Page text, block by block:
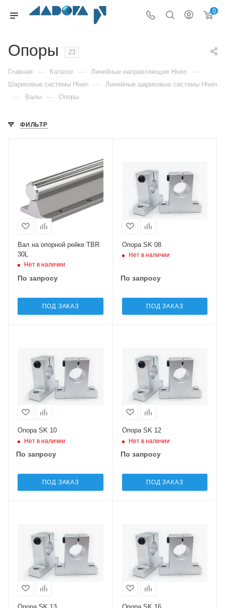
0
Опоры 23
Главная — Каталог — Линейные направляющие Hiwin —
Шариковые системы Hiwin — Линейные шариковые системы Hiwin
— Валы — Опоры
ФИЛЬТР
Вал на опорной рейке TBR
30L
Нет в наличии
По запросу
ПОД ЗАКАЗ
Опора SK 08
Нет в наличии
По запросу
ПОД ЗАКАЗ
Опора SK 10
Нет в наличии
По запросу
ПОД ЗАКАЗ
Опора SK 12
Нет в наличии
По запросу
ПОД ЗАКАЗ
Опора SK 13 Опора SK 16